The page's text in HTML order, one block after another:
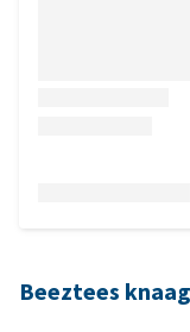
Beeztees